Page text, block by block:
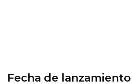
Fecha de